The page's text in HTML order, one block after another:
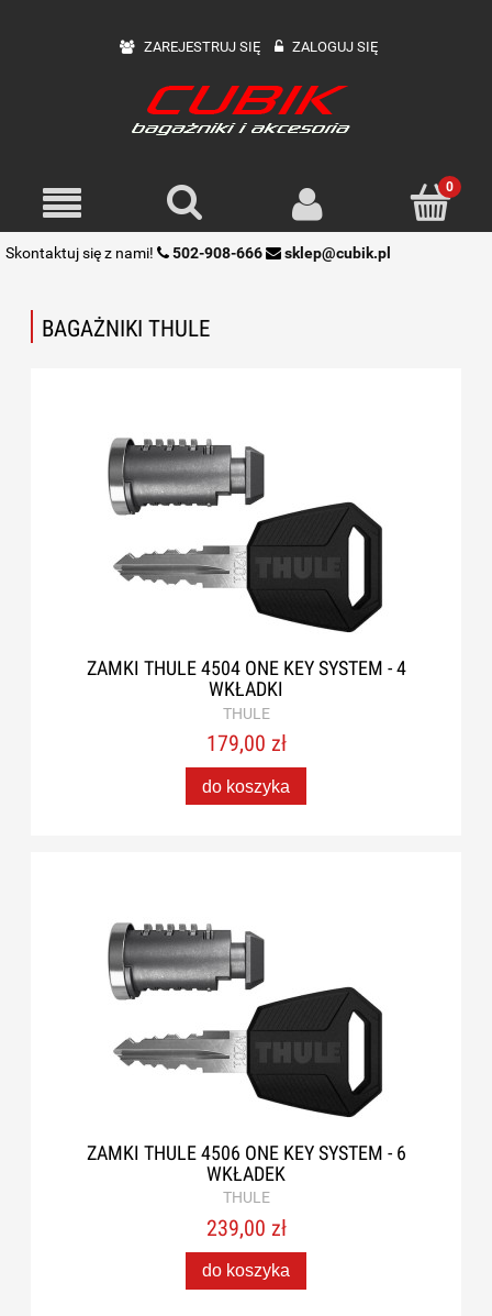
ZAREJESTRUJ SIĘ ZALOGUJ SIĘ
Skontaktuj się z nami! 502-908-666 sklep@cubik.pl
BAGAŻNIKI THULE
ZAMKI THULE 4504 ONE KEY SYSTEM - 4
WKŁADKI
THULE
179,00 zł
do koszyka
ZAMKI THULE 4506 ONE KEY SYSTEM - 6
WKŁADEK
THULE
239,00 zł
do koszyka